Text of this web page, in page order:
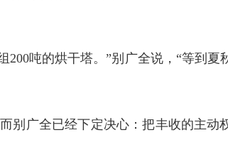
吨的烘干塔。”别广全说，“等到夏
别广全已经下定决心：把丰收的主动